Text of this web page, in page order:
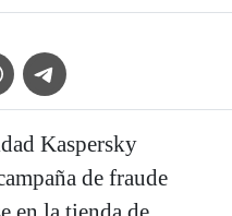
Icon
Telegram Icon
Kaspersky
de fraude